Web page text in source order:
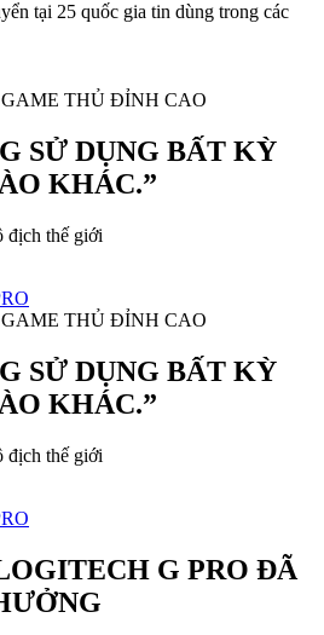
tại 25 quốc gia tin dùng trong các
THỦ ĐỈNH CAO
SỬ DỤNG BẤT KỲ
KHÁC.”
địch thế giới
THỦ ĐỈNH CAO
SỬ DỤNG BẤT KỲ
KHÁC.”
địch thế giới
G PRO ĐÃ